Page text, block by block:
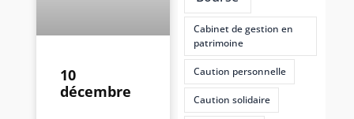
10
décembre
Cabinet de gestion en
patrimoine
Caution personnelle
Caution solidaire